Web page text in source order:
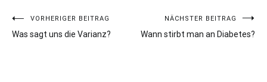
Beitragsnavigation
VORHERIGER BEITRAG
Was sagt uns die Varianz?
NÄCHSTER BEITRAG
Wann stirbt man an Diabetes?